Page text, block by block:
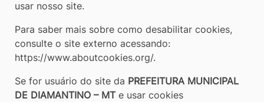
usar nosso site.
Para saber mais sobre como desabilitar cookies,
consulte o site externo acessando:
https://www.aboutcookies.org/.
Se for usuário do site da PREFEITURA MUNICIPAL
DE DIAMANTINO – MTe usar cookies